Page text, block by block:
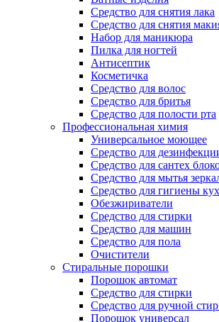
Средство для снятия лака
Средство для снятия
Набор для маникюра
Пилка для ногтей
Антисептик
Косметичка
Средство для волос
Средство для бритья
Средство для полости рта
Профессиональная химия
Универсальное моющее
Средство для
Средство для сантех
Средство для мытья
Средство для гигиены
Обезжириватели
Средство для стирки
Средство для машин
Средство для пола
Очистители
Стиральные порошки
Порошок автомат
Средство для стирки
Средство для ручной
Порошок универсал